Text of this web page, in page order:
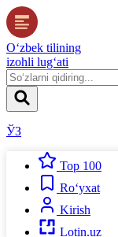
O‘zbek tilining
izohli lug‘ati
ЎЗ
Top 100
Ro‘yxat
Kirish
Lotin.uz